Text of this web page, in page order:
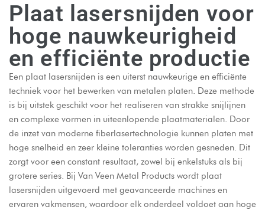
Plaat lasersnijden voor
hoge nauwkeurigheid
en efficiënte productie
Een plaat lasersnijden is een uiterst nauwkeurige en efficiënte
techniek voor het bewerken van metalen platen. Deze methode
is bij uitstek geschikt voor het realiseren van strakke snijlijnen
en complexe vormen in uiteenlopende plaatmaterialen. Door
de inzet van moderne fiberlasertechnologie kunnen platen met
hoge snelheid en zeer kleine toleranties worden gesneden. Dit
zorgt voor een constant resultaat, zowel bij enkelstuks als bij
grotere series. Bij Van Veen Metal Products wordt plaat
lasersnijden uitgevoerd met geavanceerde machines en
ervaren vakmensen, waardoor elk onderdeel voldoet aan hoge